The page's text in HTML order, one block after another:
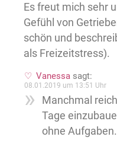
Es freut mich sehr
Gefühl von
schön und
als Freizeitstress).
Vanessa sagt:
08.01.2019 um 13:51 Uhr
Manchmal
Tage
ohne Aufgaben.